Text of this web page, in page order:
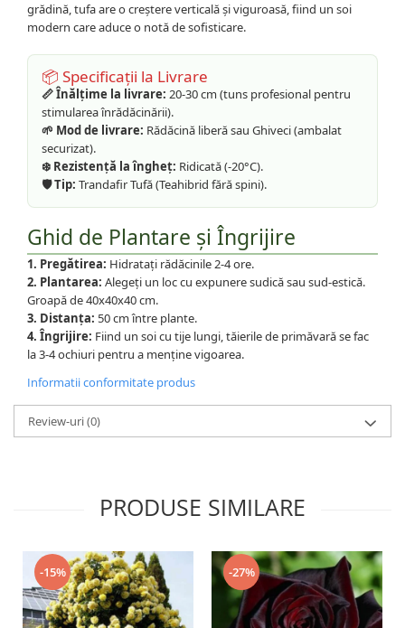
grădină, tufa are o creștere verticală și viguroasă, fiind un soi
modern care aduce o notă de sofisticare.
📦 Specificații la Livrare
📏 Înălțime la livrare: 20-30 cm (tuns profesional pentru
stimularea înrădăcinării).
🌱 Mod de livrare: Rădăcină liberă sau Ghiveci (ambalat
securizat).
❄️ Rezistență la îngheț: Ridicată (-20°C).
🛡️ Tip: Trandafir Tufă (Teahibrid fără spini).
Ghid de Plantare și Îngrijire
1. Pregătirea: Hidratați rădăcinile 2-4 ore.
2. Plantarea: Alegeți un loc cu expunere sudică sau sud-estică.
Groapă de 40x40x40 cm.
3. Distanța: 50 cm între plante.
4. Îngrijire: Fiind un soi cu tije lungi, tăierile de primăvară se fac
la 3-4 ochiuri pentru a menține vigoarea.
Informatii conformitate produs
Review-uri(0)
PRODUSE SIMILARE
-15% -27%